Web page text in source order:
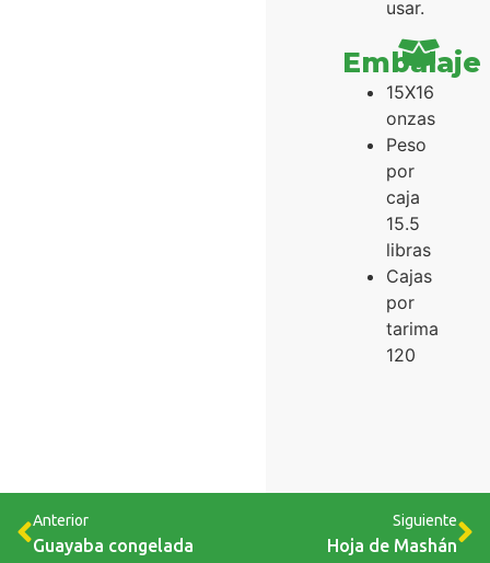
usar.
Embalaje
15X16
onzas
Peso
por
caja
15.5
libras
Cajas
por
tarima
120
Anterior
Guayaba congelada
Siguiente
Hoja de Mashán